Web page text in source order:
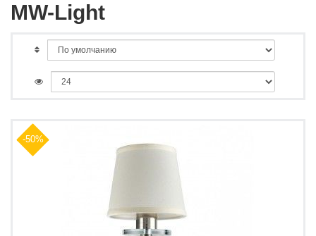
MW-Light
-50%